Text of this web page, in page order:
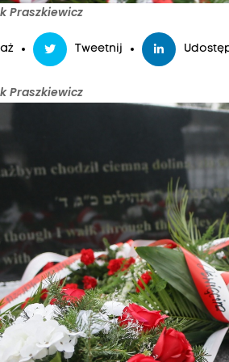
Praszkiewicz
Tweetnij
Praszkiewicz